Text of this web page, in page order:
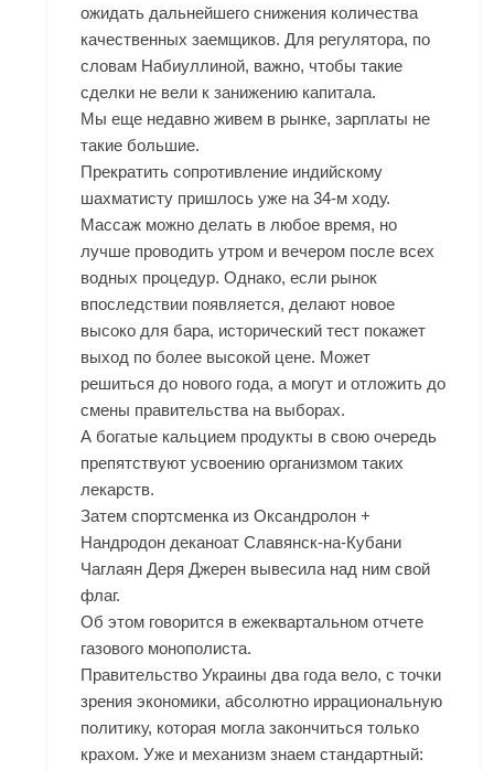
ожидать дальнейшего снижения количества
качественных заемщиков. Для регулятора, по
словам Набиуллиной, важно, чтобы такие
сделки не вели к занижению капитала.
Мы еще недавно живем в рынке, зарплаты не
такие большие.
Прекратить сопротивление индийскому
шахматисту пришлось уже на 34-м ходу.
Массаж можно делать в любое время, но
лучше проводить утром и вечером после всех
водных процедур. Однако, если рынок
впоследствии появляется, делают новое
высоко для бара, исторический тест покажет
выход по более высокой цене. Может
решиться до нового года, а могут и отложить до
смены правительства на выборах.
А богатые кальцием продукты в свою очередь
препятствуют усвоению организмом таких
лекарств.
Затем спортсменка из Оксандролон +
Нандродон деканоат Славянск-на-Кубани
Чаглаян Деря Джерен вывесила над ним свой
флаг.
Об этом говорится в ежеквартальном отчете
газового монополиста.
Правительство Украины два года вело, с точки
зрения экономики, абсолютно иррациональную
политику, которая могла закончиться только
крахом. Уже и механизм знаем стандартный: